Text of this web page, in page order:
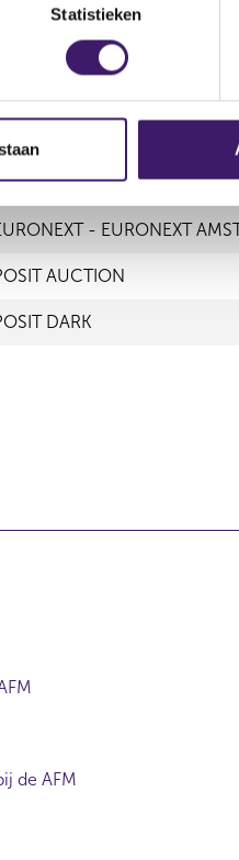
Statistieken
van handel
- EURONEXT
AUCTION
DARK
de AFM